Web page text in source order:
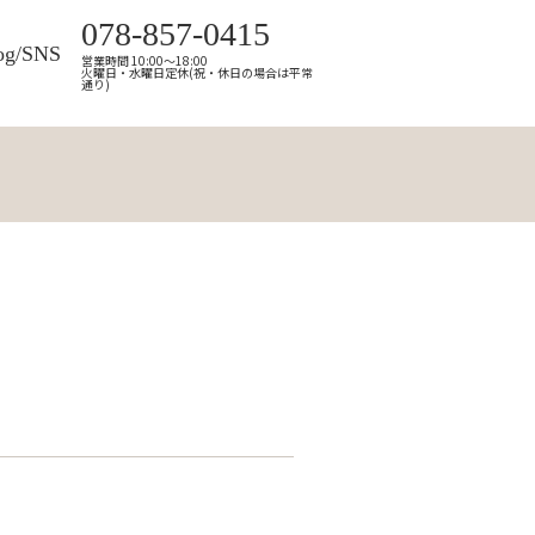
SNS
078-857-0415
営業時間 10:00～18:00
火曜日・水曜日定休(祝・休日の場合は平常
通り)